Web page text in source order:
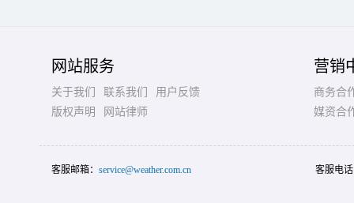
网站服务
关于我们 联系我们
用户反馈
版权声明
网站律师
营销
商务合
媒资合
客服邮箱： service@weather.com.cn 客服电